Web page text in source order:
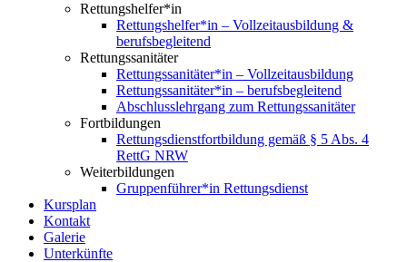
Rettungshelfer*in
Rettungshelfer*in – Vollzeitausbildung &
berufsbegleitend
Rettungssanitäter
Rettungssanitäter*in – Vollzeitausbildung
Rettungssanitäter*in – berufsbegleitend
Abschlusslehrgang zum Rettungssanitäter
Fortbildungen
Rettungsdienstfortbildung gemäß § 5 Abs. 4
RettG NRW
Weiterbildungen
Gruppenführer*in Rettungsdienst
Kursplan
Kontakt
Galerie
Unterkünfte